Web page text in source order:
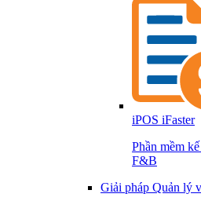
iPOS iFaster
Phần mềm
F&B
Giải pháp Quản lý